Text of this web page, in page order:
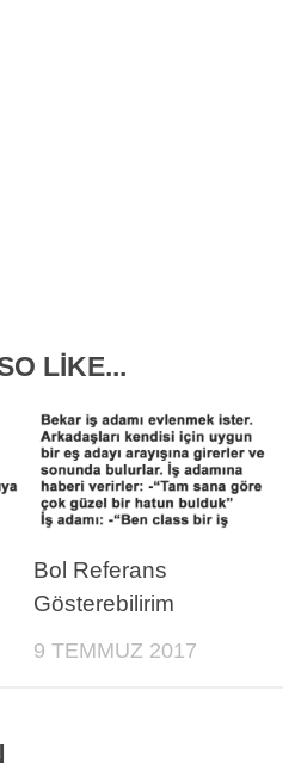
LIKE...
Bol Referans
Gösterebilirim
9 TEMMUZ 2017